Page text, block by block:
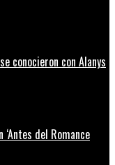
conocieron con Alanys
‘Antes del Romance